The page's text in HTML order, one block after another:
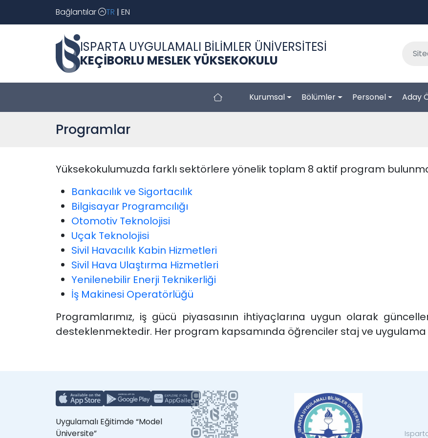
Bağlantılar TR | EN
ISPARTA UYGULAMALI BİLİMLER ÜNİVERSİTESİ
KEÇİBORLU MESLEK YÜKSEKOKULU
Kurumsal Bölümler Personel Aday
Programlar
Yüksekokulumuzda farklı sektörlere yönelik toplam 8 aktif program
Bankacılık ve Sigortacılık
Bilgisayar Programcılığı
Otomotiv Teknolojisi
Uçak Teknolojisi
Sivil Havacılık Kabin Hizmetleri
Sivil Hava Ulaştırma Hizmetleri
Yenilenebilir Enerji Teknikerliği
İş Makinesi Operatörlüğü
Programlarımız, iş gücü piyasasının ihtiyaçlarına uygun olarak
desteklenmektedir. Her program kapsamında öğrenciler staj ve uygulama
Uygulamalı Eğitimde “Model
Üniversite”